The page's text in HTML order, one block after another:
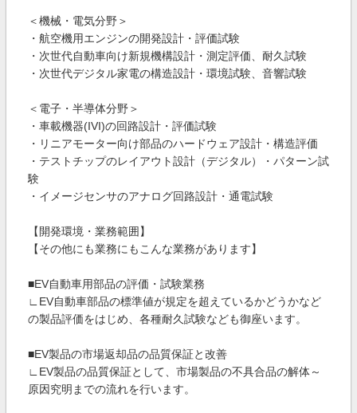
＜機械・電気分野＞
・航空機用エンジンの開発設計・評価試験
・次世代自動車向け新規機構設計・測定評価、耐久試験
・次世代デジタル家電の構造設計・環境試験、音響試験
＜電子・半導体分野＞
・車載機器(IVI)の回路設計・評価試験
・リニアモーター向け部品のハードウェア設計・構造評価
・テストチップのレイアウト設計（デジタル）・パターン試
験
・イメージセンサのアナログ回路設計・通電試験
【開発環境・業務範囲】
【その他にも業務にもこんな業務があります】
■EV自動車用部品の評価・試験業務
∟EV自動車部品の標準値が規定を超えているかどうかなど
の製品評価をはじめ、各種耐久試験なども御座います。
■EV製品の市場返却品の品質保証と改善
∟EV製品の品質保証として、市場製品の不具合品の解体～
原因究明までの流れを行います。